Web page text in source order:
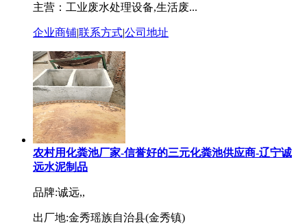
主营：工业废水处理设备,生活废...
企业商铺|联系方式|公司地址
农村用化粪池厂家-信誉好的三元化粪池供应商-辽宁诚
远水泥制品
品牌:诚远,,
出厂地:金秀瑶族自治县(金秀镇)